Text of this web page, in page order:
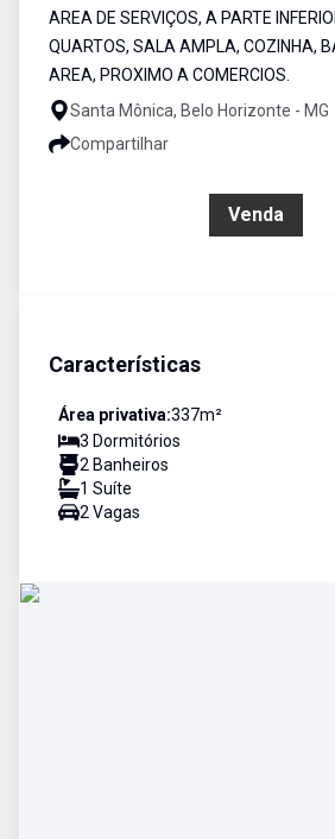
AREA DE SERVIÇOS, A PARTE
QUARTOS, SALA AMPLA, COZINHA,
AREA, PROXIMO A COMERCIOS.
Santa Mônica, Belo Horizonte - MG
Compartilhar
Venda
Características
Área privativa:337m²
3 Dormitórios
2 Banheiros
1 Suíte
2 Vagas